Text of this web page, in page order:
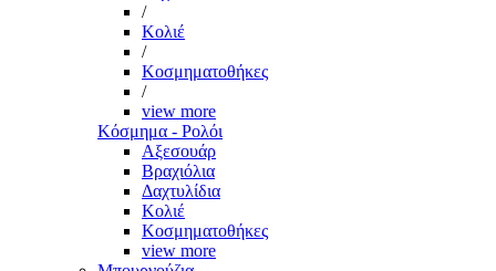
/
Κολιέ
/
Κοσμηματοθήκες
/
view more
Κόσμημα - Ρολόι
Αξεσουάρ
Βραχιόλια
Δαχτυλίδια
Κολιέ
Κοσμηματοθήκες
view more